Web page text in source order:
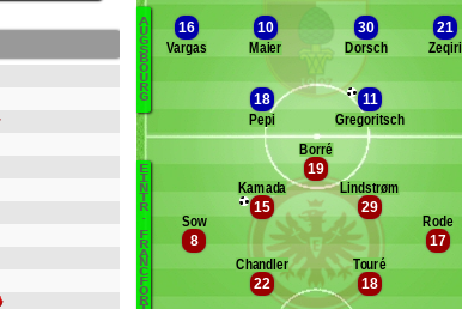
Banc des remplaçantsAugsbourg
Morávek
Caligiuri
Sarenren-Bazee
Finnbogason
Hahn
Niederlechner
Uduokhai
A
U
G
S
B
O
U
R
G
Banc des remplaçants Eintr. Francfort
Ache
Ilsanker
Durm
E
I
N
T
R
.
F
R
A
N
C
F
O
R
16
Vargas
10
Maier
30
Dorsch
21
Zeqiri
18
Pepi
11
Gregoritsch
18
Touré
22
Chandler
17
Rode
8
Sow
29
Lindstrøm
15
Kamada
19
Borré